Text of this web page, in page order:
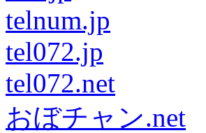
telnum.jp
tel072.jp
tel072.net
おぼチャン.net